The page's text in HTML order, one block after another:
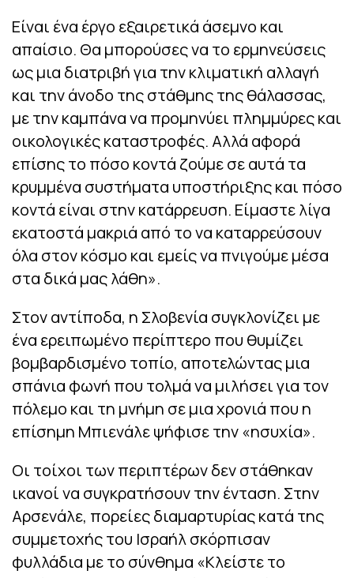
Είναι ένα έργο εξαιρετικά άσεμνο και
απαίσιο. Θα μπορούσες να το ερμηνεύσεις
ως μια διατριβή για την κλιματική αλλαγή
και την άνοδο της στάθμης της θάλασσας,
με την καμπάνα να προμηνύει πλημμύρες και
οικολογικές καταστροφές. Αλλά αφορά
επίσης το πόσο κοντά ζούμε σε αυτά τα
κρυμμένα συστήματα υποστήριξης και πόσο
κοντά είναι στην κατάρρευση. Είμαστε λίγα
εκατοστά μακριά από το να καταρρεύσουν
όλα στον κόσμο και εμείς να πνιγούμε μέσα
στα δικά μας λάθη».
Στον αντίποδα, η Σλοβενία συγκλονίζει με
ένα ερειπωμένο περίπτερο που θυμίζει
βομβαρδισμένο τοπίο, αποτελώντας μια
σπάνια φωνή που τολμά να μιλήσει για τον
πόλεμο και τη μνήμη σε μια χρονιά που η
επίσημη Μπιενάλε ψήφισε την «ησυχία».
Οι τοίχοι των περιπτέρων δεν στάθηκαν
ικανοί να συγκρατήσουν την ένταση. Στην
Αρσενάλε, πορείες διαμαρτυρίας κατά της
συμμετοχής του Ισραήλ σκόρπισαν
φυλλάδια με το σύνθημα «Κλείστε το